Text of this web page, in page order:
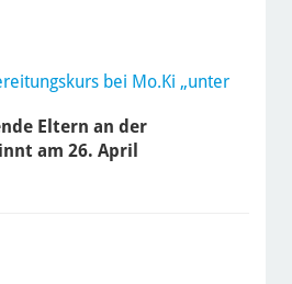
bei Mo.Ki „unter
Eltern an der
am 26. April